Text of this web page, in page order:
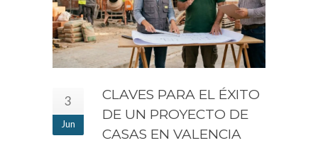
3
Jun
CLAVES PARA EL ÉXITO
DE UN PROYECTO DE
CASAS EN VALENCIA